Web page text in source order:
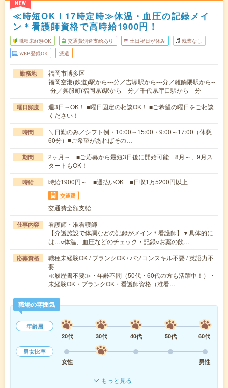
NEW
≪時短OK！17時定時≫体温・血圧の記録メイ
ン＊看護師資格で高時給1900円！
職種未経験OK 交通費別途支給あり 土日祝日が休み 残業なし
WEB登録OK 派遣
勤務地
福岡市博多区
福岡空港(鉄道)駅から---分／吉塚駅から---分／雑餉隈駅から--
-分／呉服町(福岡県)駅から---分／千代県庁口駅から---分
曜日頻度
週3日～OK！ ■曜日固定の相談OK！ ■ご希望の曜日をご相談
ください！
時間
＼日勤のみ／シフト例・10:00～15:00・9:00～17:00（休憩
60分）■ご希望があればその…
期間
2ヶ月～ ■ご応募から最短3日後に開始可能 8月～、9月ス
タートもOK！
時給 時給1900円～ ■週払いOK ■日収1万5200円以上
交通費
交通費全額支給
仕事内容
看護師・准看護師
【介護施設で体調などの記録がメイン＊看護師】▼具体的に
は…○体温、血圧などのチェック・記録○お薬の飲…
応募資格
職種未経験OK / ブランクOK / パソコンスキル不要 / 英語力不
要
≪履歴書不要≫・年齢不問（50代・60代の方も活躍中！）・
未経験OK・ブランクOK・看護師資格（准看…
職場の雰囲気
年齢層
20代
30代 40代 50代
60代
男女比率
女性
男性
もっと見る